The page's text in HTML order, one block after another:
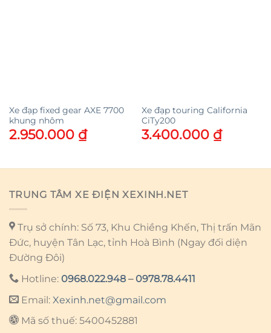
Xe đạp fixed gear AXE 7700
khung nhôm
2.950.000 ₫
Xe đạp touring California
CiTy200
3.400.000 ₫
TRUNG TÂM XE ĐIỆN XEXINH.NET
Trụ sở chính: Số 73, Khu Chiềng Khến, Thị trấn Mãn
Đức, huyện Tân Lạc, tỉnh Hoà Bình (Ngay đối diện
Đường Đôi)
Hotline: 0968.022.948 –0978.78.4411
Email: Xexinh.net@gmail.com
Mã số thuế: 5400452881